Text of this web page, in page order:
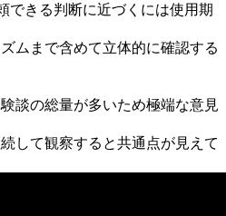
できる判断に近づくには使用期
ムまで含めて立体的に確認する
談の総量が多いため極端な意見
して観察すると共通点が見えて